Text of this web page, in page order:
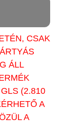
CSAK
ÁLL
(2.810
A
A